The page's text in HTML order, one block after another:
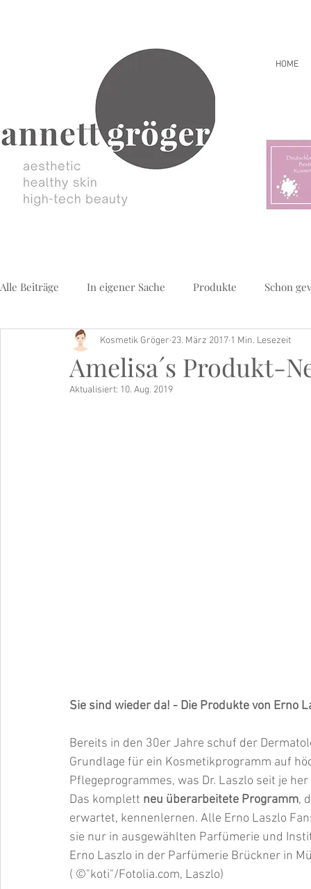
HOME
Alle Beiträge In eigener Sache Produkte Schon
Buch Tipp
Amelisa´s Produkt-
Kosmetik Gröger 23. März 2017 1 Min. Lesezeit
Aktualisiert: 10. Aug. 2019
Sie sind wieder da! - Die Produkte von Erno
Bereits in den 30er Jahre schuf der
Grundlage für ein Kosmetikprogramm auf
Pflegeprogrammes, was Dr. Laszlo seit je
Das komplett neu überarbeitete Programm,
erwartet, kennenlernen. Alle Erno Laszlo
sie nur in ausgewählten Parfümerie und
Erno Laszlo in der Parfümerie Brückner in
( ©"koti"/Fotolia.com, Laszlo)